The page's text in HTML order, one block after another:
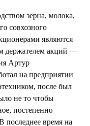
зерна, молока,
совхозного
являются
держателем акций —
Артур
на предприятии
после был
не то чтобы
постепенно
последнее время на